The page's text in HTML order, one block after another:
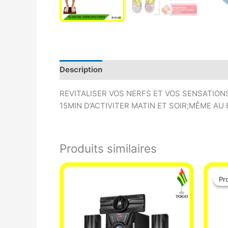
Description
REVITALISER VOS NERFS ET VOS
15MIN D’ACTIVITER MATIN ET SOIR;MÊME AU
Produits similaires